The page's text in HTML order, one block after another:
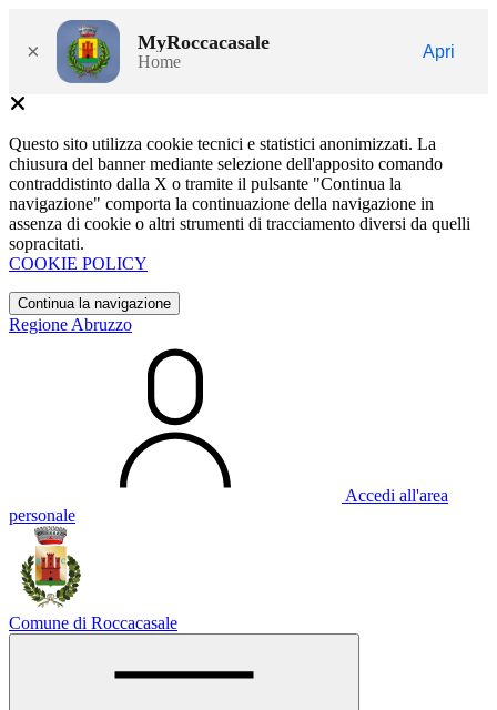
× MyRoccacasale
Home
Apri
Questo sito utilizza cookie tecnici e statistici anonimizzati. La
chiusura del banner mediante selezione dell'apposito comando
contraddistinto dalla X o tramite il pulsante "Continua la
navigazione" comporta la continuazione della navigazione in
assenza di cookie o altri strumenti di tracciamento diversi da quelli
sopracitati.
COOKIE POLICY
Continua la navigazione
Regione Abruzzo
Accedi all'area
personale
Comune di Roccacasale